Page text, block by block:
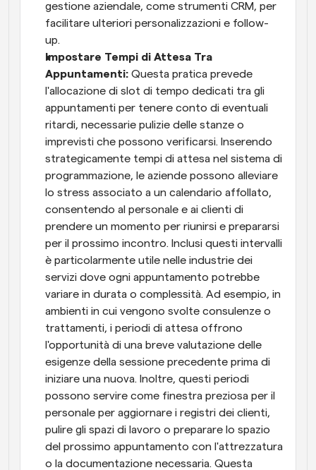
gestione aziendale, come strumenti CRM, per
facilitare ulteriori personalizzazioni e follow-
up.
Impostare Tempi di Attesa Tra
Appuntamenti: Questa pratica prevede
l'allocazione di slot di tempo dedicati tra gli
appuntamenti per tenere conto di eventuali
ritardi, necessarie pulizie delle stanze o
imprevisti che possono verificarsi. Inserendo
strategicamente tempi di attesa nel sistema di
programmazione, le aziende possono alleviare
lo stress associato a un calendario affollato,
consentendo al personale e ai clienti di
prendere un momento per riunirsi e prepararsi
per il prossimo incontro. Inclusi questi intervalli
è particolarmente utile nelle industrie dei
servizi dove ogni appuntamento potrebbe
variare in durata o complessità. Ad esempio, in
ambienti in cui vengono svolte consulenze o
trattamenti, i periodi di attesa offrono
l'opportunità di una breve valutazione delle
esigenze della sessione precedente prima di
iniziare una nuova. Inoltre, questi periodi
possono servire come finestra preziosa per il
personale per aggiornare i registri dei clienti,
pulire gli spazi di lavoro o preparare lo spazio
del prossimo appuntamento con l'attrezzatura
o la documentazione necessaria. Questa